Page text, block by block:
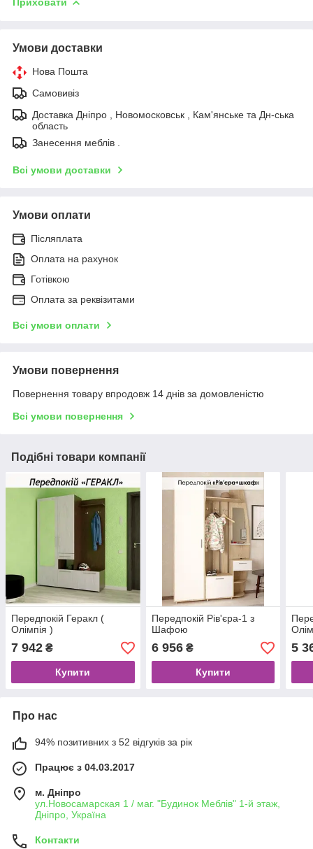
Умови доставки
Нова Пошта
Самовивіз
Доставка Дніпро , Новомосковськ , Кам'янське та Дн-ська
область
Занесення меблів .
Всі умови доставки
Умови оплати
Післяплата
Оплата на рахунок
Готівкою
Оплата за реквізитами
Всі умови оплати
Умови повернення
Повернення товару впродовж 14 днів за домовленістю
Всі умови повернення
Подібні товари компанії
Передпокій Геракл (
Олімпія )
7 942 ₴
Купити
Передпокій Рів'єра-1 з
Шафою
6 956₴
Купити
5
Про нас
94% позитивних з 52 відгуків за рік
Працює з 04.03.2017
м. Дніпро
ул.Новосамарская 1 / маг. "Будинок Меблiв" 1-й этаж,
Дніпро, Україна
Контакти